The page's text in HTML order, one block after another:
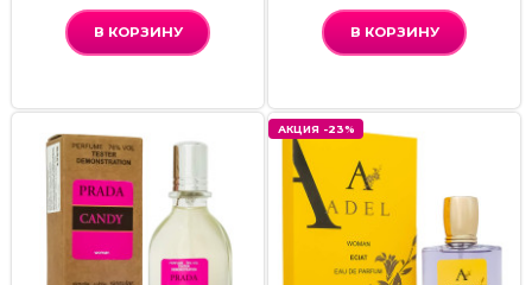
В КОРЗИНУ В КОРЗИНУ
АКЦИЯ -23%